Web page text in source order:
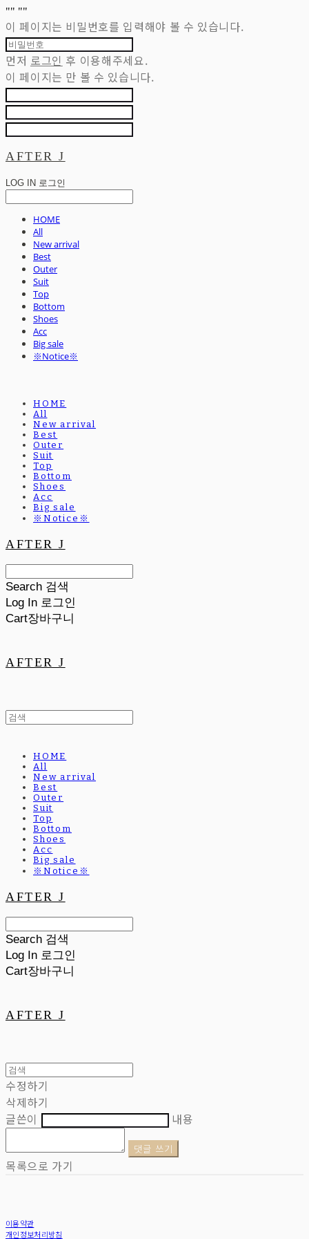
"" ""
이 페이지는 비밀번호를 입력해야 볼 수 있습니다.
먼저 로그인 후 이용해주세요.
이 페이지는 만 볼 수 있습니다.
AFTER J
LOG IN 로그인
HOME
All
New arrival
Best
Outer
Suit
Top
Bottom
Shoes
Acc
Big sale
※Notice※
HOME
All
New arrival
Best
Outer
Suit
Top
Bottom
Shoes
Acc
Big sale
※Notice※
AFTER J
Search 검색
Log In 로그인
Cart장바구니
AFTER J
HOME
All
New arrival
Best
Outer
Suit
Top
Bottom
Shoes
Acc
Big sale
※Notice※
AFTER J
Search 검색
Log In 로그인
Cart장바구니
AFTER J
수정하기
삭제하기
글쓴이
내용
댓글 쓰기
목록으로 가기
이용약관
개인정보처리방침